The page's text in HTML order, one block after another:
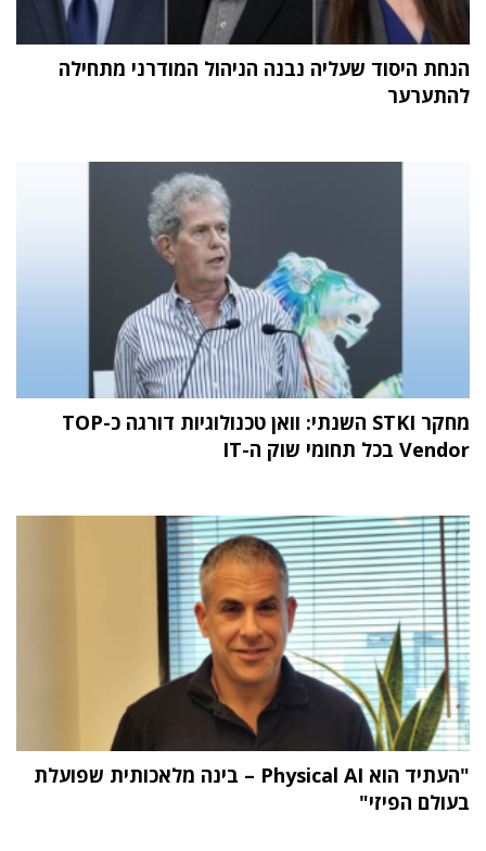
הנחת היסוד שעליה נבנה הניהול המודרני מתחילה
להתערער
מחקר STKI השנתי: וואן טכנולוגיות דורגה כ-TOP
Vendor בכל תחומי שוק ה-IT
"העתיד הוא Physical AI – בינה מלאכותית שפועלת
בעולם הפיזי"